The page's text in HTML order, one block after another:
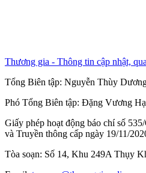
Thương gia - Thông tin cập nhật,
Tổng Biên tập: Nguyễn Thùy
Phó Tổng Biên tập: Đặng Vương
Giấy phép hoạt động báo chí số
và Truyền thông cấp ngày 19/11/
Tòa soạn: Số 14, Khu 249A Thụy